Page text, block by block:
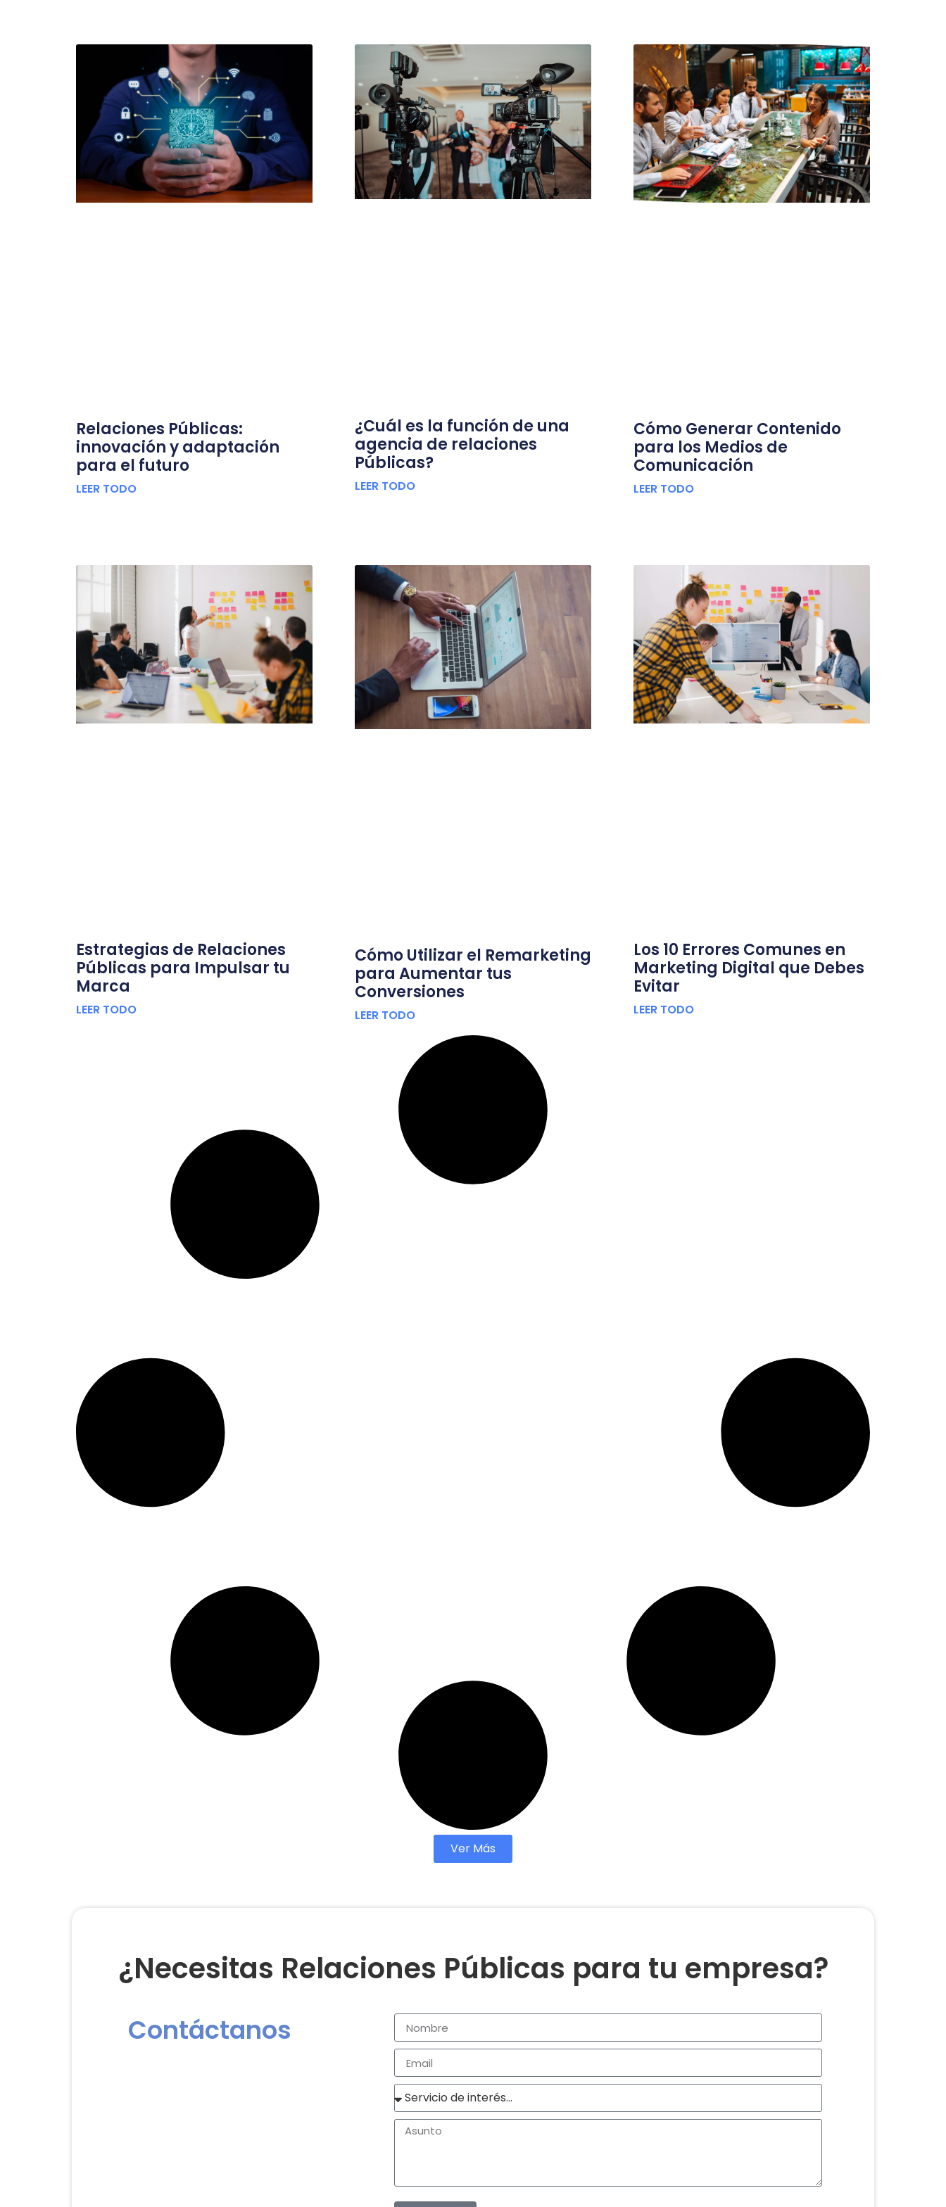
Relaciones Públicas:
innovación y adaptación
para el futuro
LEER TODO
¿Cuál es la función de una
agencia de relaciones
Públicas?
LEER TODO
Cómo Generar Contenido
para los Medios de
Comunicación
LEER TODO
Estrategias de Relaciones
Públicas para Impulsar tu
Marca
LEER TODO
Cómo Utilizar el Remarketing
para Aumentar tus
Conversiones
LEER TODO
Los 10 Errores Comunes en
Marketing Digital que Debes
Evitar
LEER TODO
Ver Más
¿Necesitas Relaciones Públicas para tu empresa?
Contáctanos